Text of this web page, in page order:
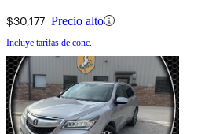
$30,177 Precio alto
Incluye tarifas de conc.